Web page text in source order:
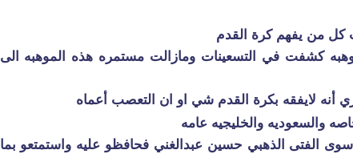
كل من يفهم كرة القدم
كشفت في التسعينات ومازالت مستمره هذه الموهبه الى
لايفقه بكرة القدم شي او ان التعصب أعماه
والسعوديه والخليجيه عامه
الفتى الذهبي حسين عبدالغني فحافظو عليه واستمتعو بما